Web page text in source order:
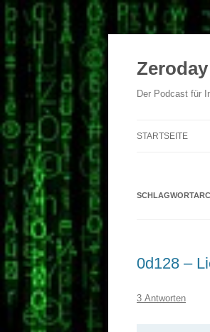
Zeroday
Der Podcast für
STARTSEITE
0d128 –
3 Antworten